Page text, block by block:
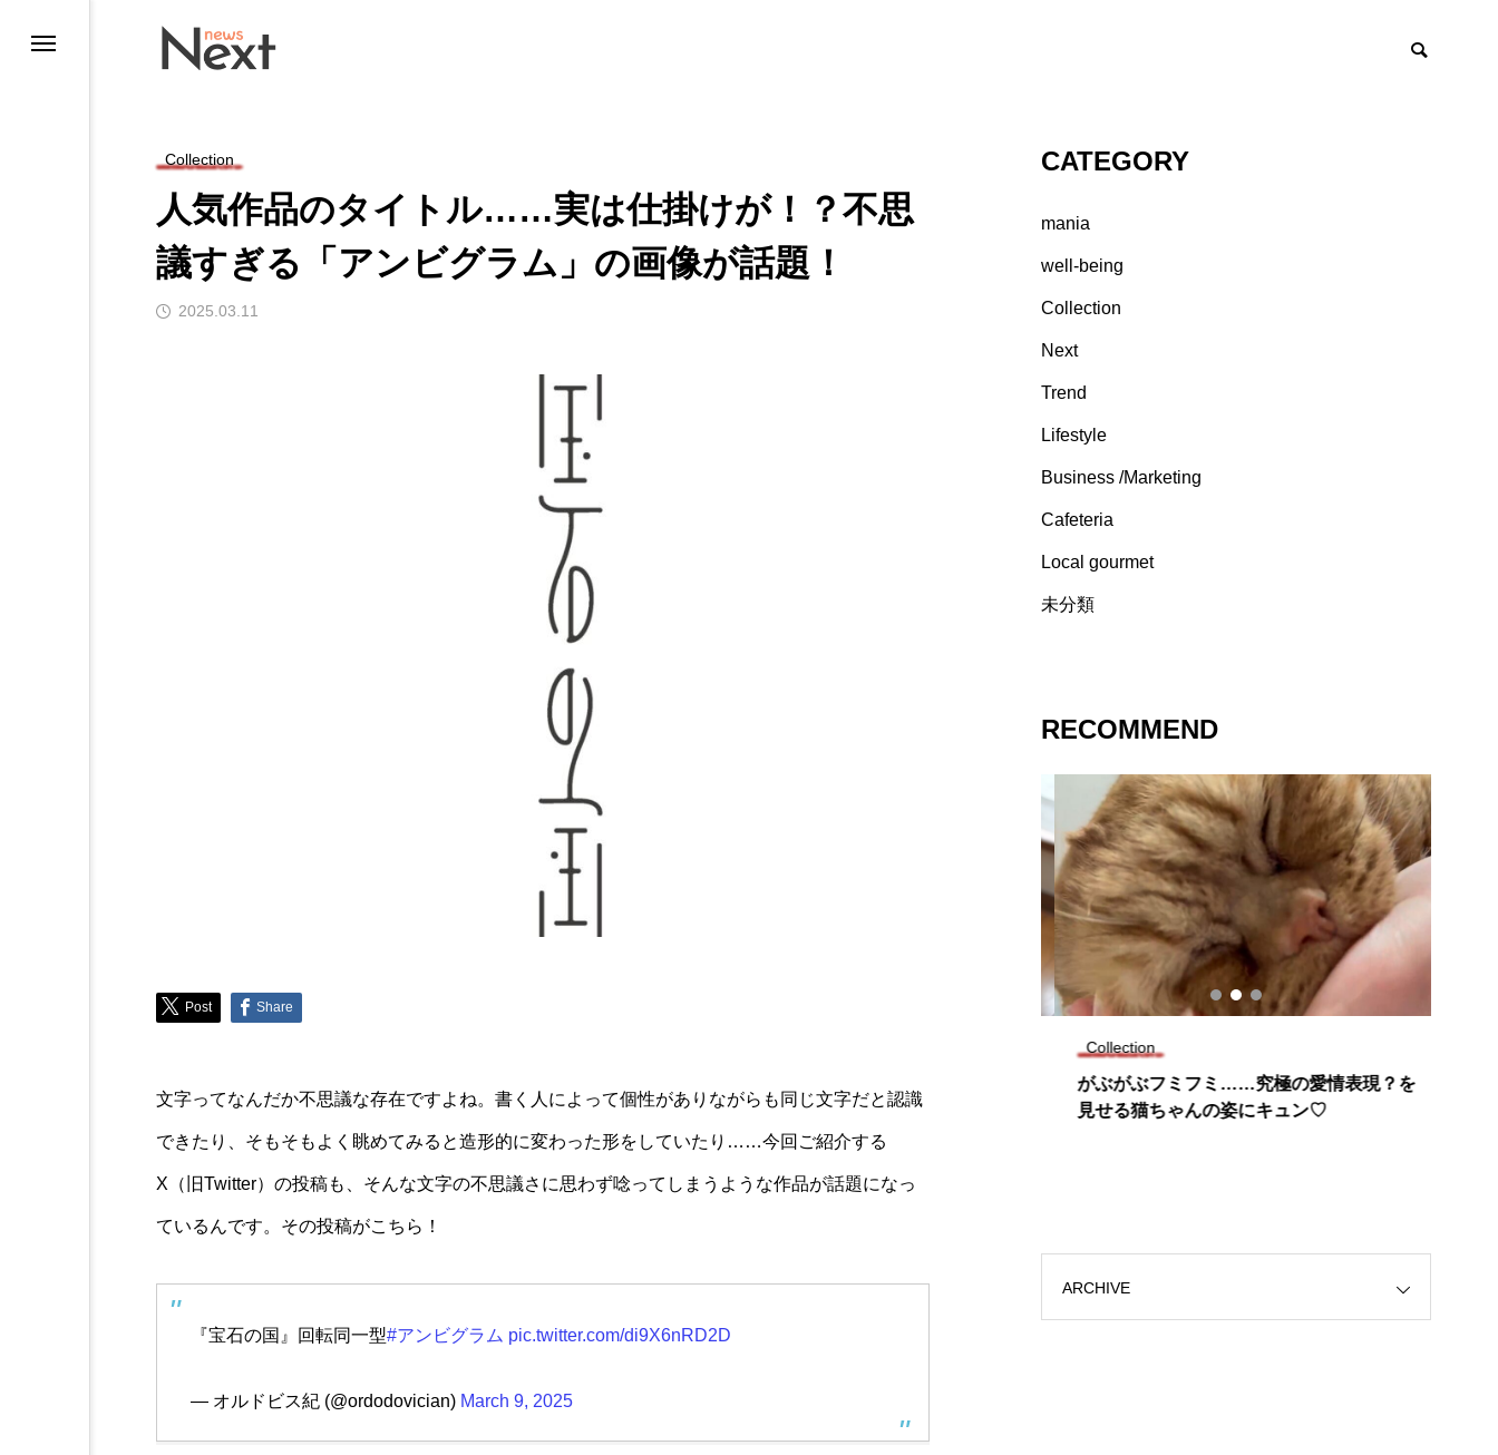
Collection
人気作品のタイトル……実は仕掛けが！？不思
議すぎる「アンビグラム」の画像が話題！
2025.03.11
Post Share
文字ってなんだか不思議な存在ですよね。書く人によって個性がありながらも同じ文字だと認識
できたり、そもそもよく眺めてみると造形的に変わった形をしていたり……今回ご紹介する
X（旧Twitter）の投稿も、そんな文字の不思議さに思わず唸ってしまうような作品が話題になっ
ているんです。その投稿がこちら！
『宝石の国』回転同一型#アンビグラム pic.twitter.com/di9X6nRD2D
— オルドビス紀 (@ordodovician) March 9, 2025
CATEGORY
mania
well-being
Collection
Next
Trend
Lifestyle
Business /Marketing
Cafeteria
Local gourmet
未分類
RECOMMEND
楽しく！注目の恵方巻をご紹介
切れ寸前！？重い愛を感じる話題の写真を
紹介
Collection
がぶがぶフミフミ……究極の愛情表現？を
見せる猫ちゃんの姿にキュン♡
ARCHIVE